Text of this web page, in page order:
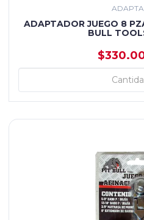
ADAPTADOR JUEGO 8
BULL
+